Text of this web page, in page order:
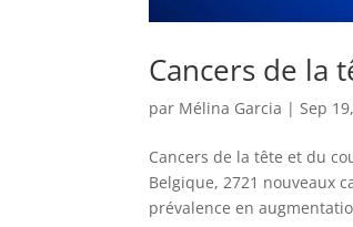
Cancers de la
par Mélina Garcia |Sep
Cancers de la tête et du
Belgique, 2721 nouveaux
prévalence en